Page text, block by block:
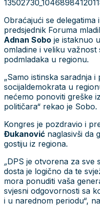
Obraćajući se delegatima
predsjednik Foruma
Adnan Sobo je istaknuo
omladine i veliku važnost
podmladaka u regionu.
„Samo istinska saradnja
socijaldemokrata u
nećemo ponoviti greške
političara“ rekao je Sobo.
Kongres je pozdravio i
Đukanović naglasivši da
gostiju iz regiona.
„DPS je otvorena za sve
dosta je logično da te
mora ponuditi vaša
svjesni odgovornosti sa
i u narednom periodu“,